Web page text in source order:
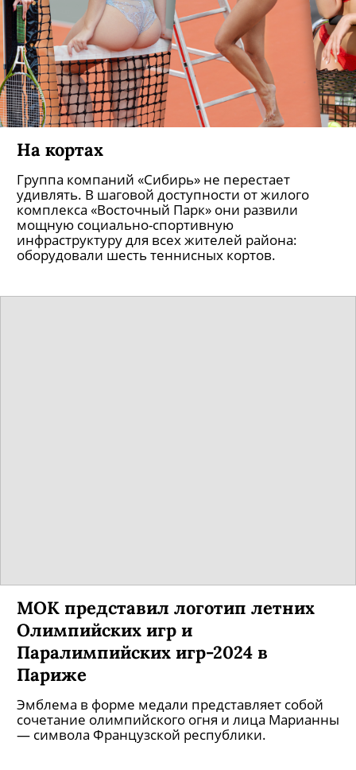
На кортах
Группа компаний «Сибирь» не перестает
удивлять. В шаговой доступности от жилого
комплекса «Восточный Парк» они развили
мощную социально-спортивную
инфраструктуру для всех жителей района:
оборудовали шесть теннисных кортов.
МОК представил логотип летних
Олимпийских игр и
Паралимпийских игр-2024 в
Париже
Эмблема в форме медали представляет собой
сочетание олимпийского огня и лица Марианны
— символа Французской республики.